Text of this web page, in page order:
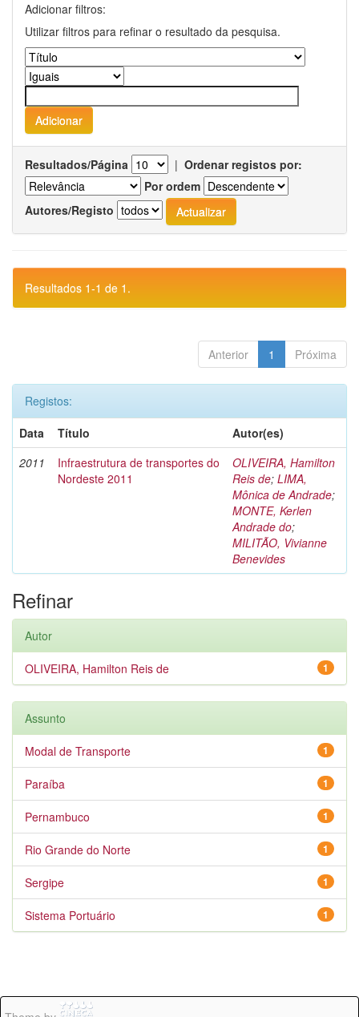
Adicionar filtros:
Utilizar filtros para refinar o resultado da pesquisa.
Resultados/Página | Ordenar registos por:
Por ordem
Autores/Registo
Resultados 1-1 de 1.
Anterior 1 Próxima
Registos:
Data
Título
Autor(es)
2011
Infraestrutura de transportes do
Nordeste 2011
OLIVEIRA, Hamilton
Reis de; LIMA,
Mônica de Andrade;
MONTE, Kerlen
Andrade do;
MILITÃO, Vivianne
Benevides
Refinar
Autor
1
OLIVEIRA, Hamilton Reis de
Assunto
1
Modal de Transporte
1
Paraíba
1
Pernambuco
1
Rio Grande do Norte
1
Sergipe
1
Sistema Portuário